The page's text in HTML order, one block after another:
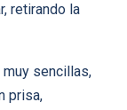
retirando la
muy sencillas,
prisa,